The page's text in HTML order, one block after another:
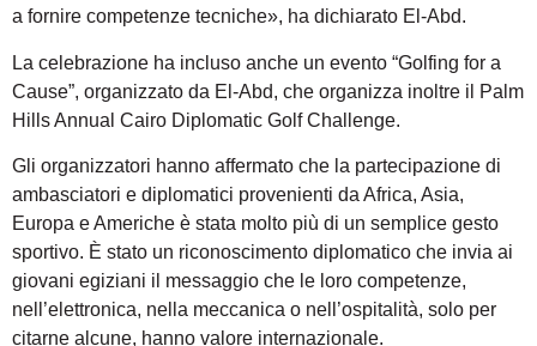
a fornire competenze tecniche», ha dichiarato El-Abd.
La celebrazione ha incluso anche un evento “Golfing for a
Cause”, organizzato da El-Abd, che organizza inoltre il Palm
Hills Annual Cairo Diplomatic Golf Challenge.
Gli organizzatori hanno affermato che la partecipazione di
ambasciatori e diplomatici provenienti da Africa, Asia,
Europa e Americhe è stata molto più di un semplice gesto
sportivo. È stato un riconoscimento diplomatico che invia ai
giovani egiziani il messaggio che le loro competenze,
nell’elettronica, nella meccanica o nell’ospitalità, solo per
citarne alcune, hanno valore internazionale.